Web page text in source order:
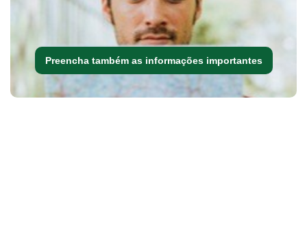
Preencha também as informações importantes